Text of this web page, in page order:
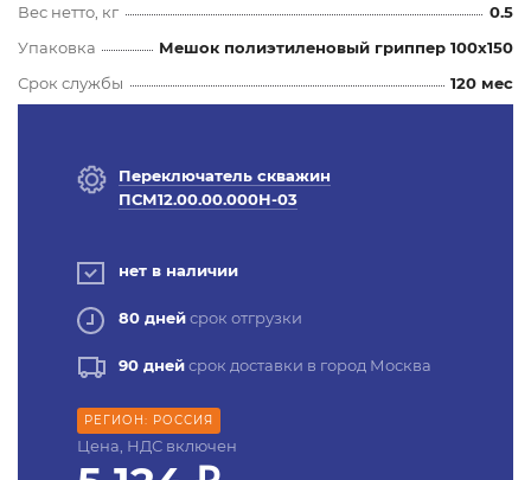
Вес нетто, кг
0.5
Упаковка
Мешок полиэтиленовый гриппер 100х150
Срок службы
120 мес
Переключатель скважин
ПСМ12.00.00.000Н-03
нет в наличии
80 днейсрок отгрузки
90 днейсрок доставки в город Москва
РЕГИОН: РОССИЯ
Цена, НДС включен